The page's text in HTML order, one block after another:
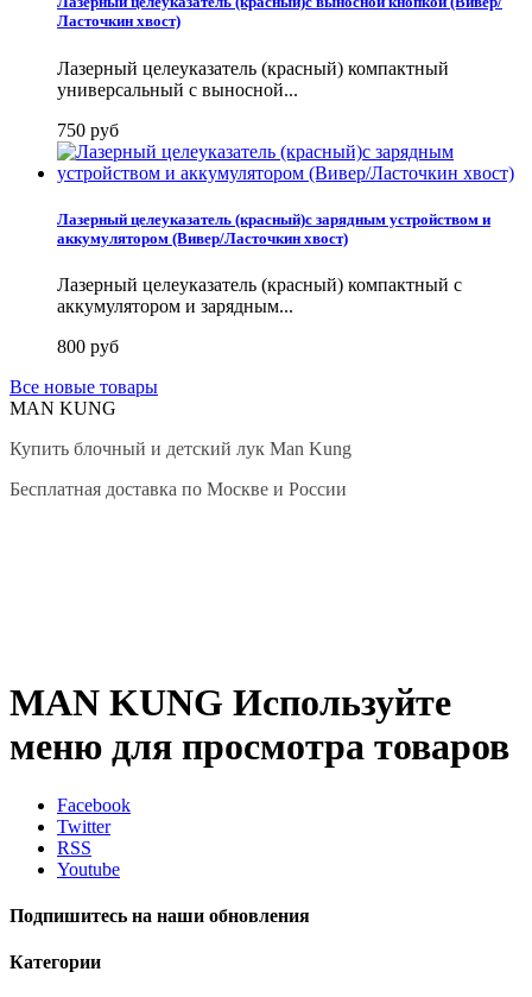
Ласточкин хвост)
Лазерный целеуказатель (красный) компактный
универсальный с выносной...
750 руб
Лазерный целеуказатель (красный)с зарядным устройством и
аккумулятором (Вивер/Ласточкин хвост)
Лазерный целеуказатель (красный) компактный с
аккумулятором и зарядным...
800 руб
Все новые товары
MAN KUNG
Купить блочный и детский лук Man Kung
Бесплатная доставка по Москве и России
MAN KUNG Используйте
меню для просмотра товаров
Facebook
Twitter
RSS
Youtube
Подпишитесь на наши обновления
Категории